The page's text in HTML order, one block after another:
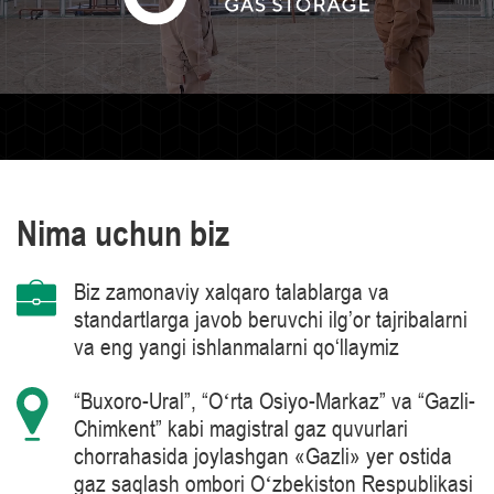
Nima uchun biz
Biz zamonaviy xalqaro talablarga va
standartlarga javob beruvchi ilg’or tajribalarni
va eng yangi ishlanmalarni qo‘llaymiz
“Buxoro-Ural”, “Oʻrta Osiyo-Markaz” va “Gazli-
Chimkent” kabi magistral gaz quvurlari
chorrahasida joylashgan «Gazli» yer ostida
gaz saqlash ombori Oʻzbekiston Respublikasi